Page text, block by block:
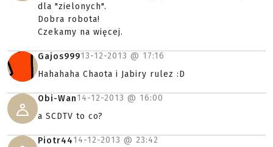
dla "zielonych".
Dobra robota!
Czekamy na więcej.
Gajos99913-12-2013 @ 17:16
Hahahaha Chaota i Jabiry rulez :D
Obi-Wan14-12-2013 @ 16:00
a SCDTV to co?
Piotr4414-12-2013 @ 23:42